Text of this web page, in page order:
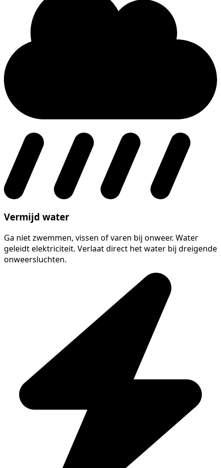
Vermijd water
Ga niet zwemmen, vissen of varen bij onweer. Water
geleidt elektriciteit. Verlaat direct het water bij dreigende
onweersluchten.